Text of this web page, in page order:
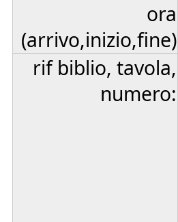
ora
(arrivo,inizio,fine)
rif biblio, tavola,
numero: